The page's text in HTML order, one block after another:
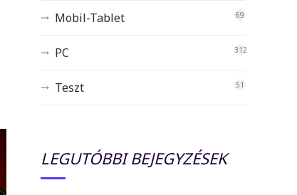
Mobil-Tablet 69
PC 312
Teszt 51
LEGUTÓBBI BEJEGYZÉSEK